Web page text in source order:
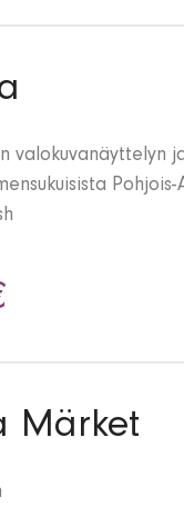
valokuvanäyttelyn
Pohjois-
Märket